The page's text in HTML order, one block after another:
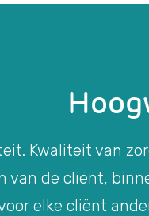
Kwaliteit van
van de cliënt,
elke cliënt